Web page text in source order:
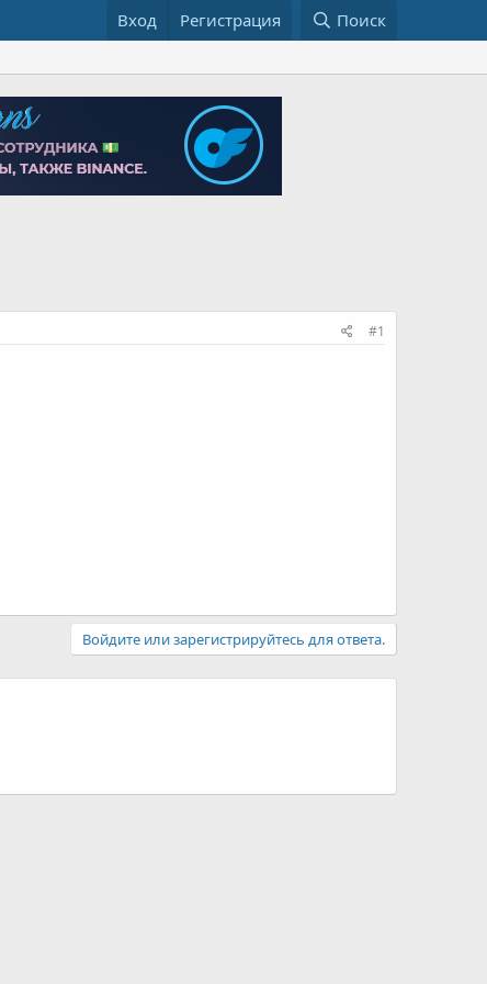
Вход Регистрация Поиск
#1
Войдите или зарегистрируйтесь для ответа.